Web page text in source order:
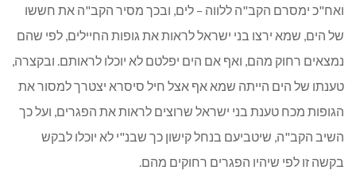
ואח"כ ימסרם הקב"ה ללווה – לים, ובכך מסיר הקב"ה את חששו
של הים, שמא ירצו בני ישראל לראות את גופות החיילים, לפי שהם
נמצאים רחוק מהם, ואף אם הים יפלטם לא יוכלו לראותם. ובקצרה,
טענתו של הים הייתה שמא אף אצל חיל סיסרא יצטרך למסור את
הגופות מכח טענת בני ישראל שרוצים לראות את הפגרים, ועל כך
השיב הקב"ה, שיטביעם בנחל קישון כך שבנ"י לא יוכלו לבקש
בקשה זו לפי שיהיו הפגרים רחוקים מהם.